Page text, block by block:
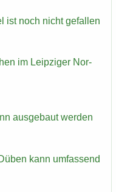
ist noch nicht ge­fal­len
im Leip­zi­ger Nor­
aus­ge­baut wer­den
kann um­fas­send